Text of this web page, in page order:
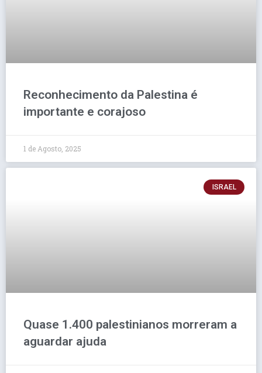
Reconhecimento da Palestina é
importante e corajoso
1 de Agosto, 2025
ISRAEL
Quase 1.400 palestinianos morreram a
aguardar ajuda